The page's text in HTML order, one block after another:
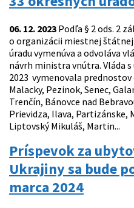
06. 12. 2023 Podľa § 2 ods. 2
o organizácii miestnej
úradu vymenúva a odvoláva
návrh ministra vnútra. Vláda
2023 vymenovala
Malacky, Pezinok, Senec,
Trenčín, Bánovce nad
Prievidza, Ilava, Partizánske,
Liptovský Mikuláš, Martin...
Príspevok za
Ukrajiny sa bude
marca 2024